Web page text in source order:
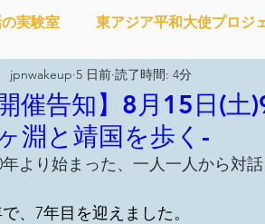
実験室 東アジア平和大使プロジ
シティズンシップ啓発出前授
CHANGE 社会を変
開催告知】8月15日(
淵と靖国を歩く-
jpnwakeup 5 日前 読了時間: 4分
年より始まった、一人一人から対
、7年目を迎えました。